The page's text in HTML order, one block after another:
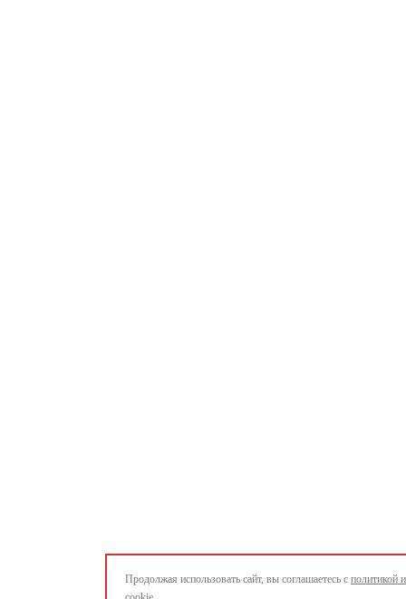
Продолжая использовать сайт, вы соглашаетесь с политикой